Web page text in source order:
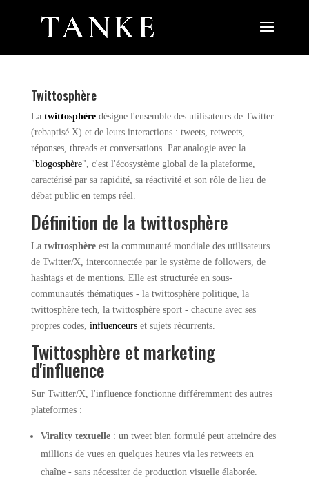
Twittosphère
La twittosphèredésigne l'ensemble des utilisateurs de Twitter
(rebaptisé X) et de leurs interactions : tweets, retweets,
réponses, threads et conversations. Par analogie avec la
"blogosphère", c'est l'écosystème global de la plateforme,
caractérisé par sa rapidité, sa réactivité et son rôle de lieu de
débat public en temps réel.
Définition de la twittosphère
La twittosphèreest la communauté mondiale des utilisateurs
de Twitter/X, interconnectée par le système de followers, de
hashtags et de mentions. Elle est structurée en sous-
communautés thématiques - la twittosphère politique, la
twittosphère tech, la twittosphère sport - chacune avec ses
propres codes, influenceurset sujets récurrents.
Twittosphère et marketing
d'influence
Sur Twitter/X, l'influence fonctionne différemment des autres
plateformes :
Virality textuelle: un tweet bien formulé peut atteindre des
millions de vues en quelques heures via les retweets en
chaîne - sans nécessiter de production visuelle élaborée.